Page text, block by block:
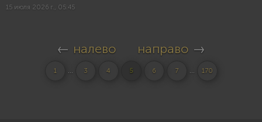
15 июля 2026 г., 05:45
← налево направо →
1 ... 3 4 5 6 7 ... 170